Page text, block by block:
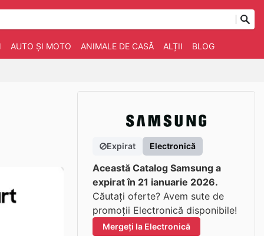
AUTO ȘI MOTO ANIMALE DE CASĂ ALȚII BLOG
Expirat Electronică
Această Catalog Samsung a
expirat în 21 ianuarie 2026.
Căutați oferte? Avem sute de
promoții Electronică disponibile!
Mergeți la Electronică